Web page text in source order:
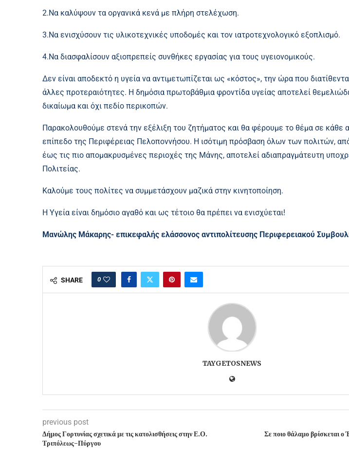
2.Να καλύψουν τα οργανικά κενά με πλήρη στελέχωση.
3.Να ενισχύσουν τις υλικοτεχνικές υποδομές και τον ιατροτεχνολογικό εξοπλισμό.
4.Να διασφαλίσουν αξιοπρεπείς συνθήκες εργασίας για τους υγειονομικούς.
Δεν είναι αποδεκτό η υγεία να αντιμετωπίζεται ως «κόστος», την ώρα που
άλλες προτεραιότητες. Η δημόσια πρωτοβάθμια φροντίδα υγείας αποτελεί
δικαίωμα και όχι πεδίο περικοπών.
Παρακολουθούμε στενά την εξέλιξη του ζητήματος και θα φέρουμε το θέμα σε κάθε
επίπεδο της Περιφέρειας Πελοποννήσου. Η ισότιμη πρόσβαση όλων των πολιτών,
έως τις πιο απομακρυσμένες περιοχές της Μάνης, αποτελεί αδιαπραγμάτευτη
Πολιτείας.
Καλούμε τους πολίτες να συμμετάσχουν μαζικά στην κινητοποίηση.
Η Υγεία είναι δημόσιο αγαθό και ως τέτοιο θα πρέπει να ενισχύεται!
Μανώλης Μάκαρης- επικεφαλής ελάσσονος αντιπολίτευσης Περιφερειακού
SHARE 0
TAYGETOSNEWS
previous post
Δήμος Γορτυνίας σχετικά με τις κατολισθήσεις στην Ε.Ο.
Τριπόλεως-Πύργου
Σε ποιο θάλαμο βρίσκεται ο